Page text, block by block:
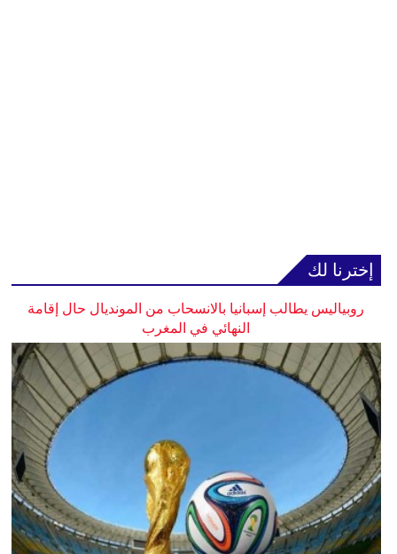
إخترنا لك
روبياليس يطالب إسبانيا بالانسحاب من المونديال حال إقامة
النهائي في المغرب